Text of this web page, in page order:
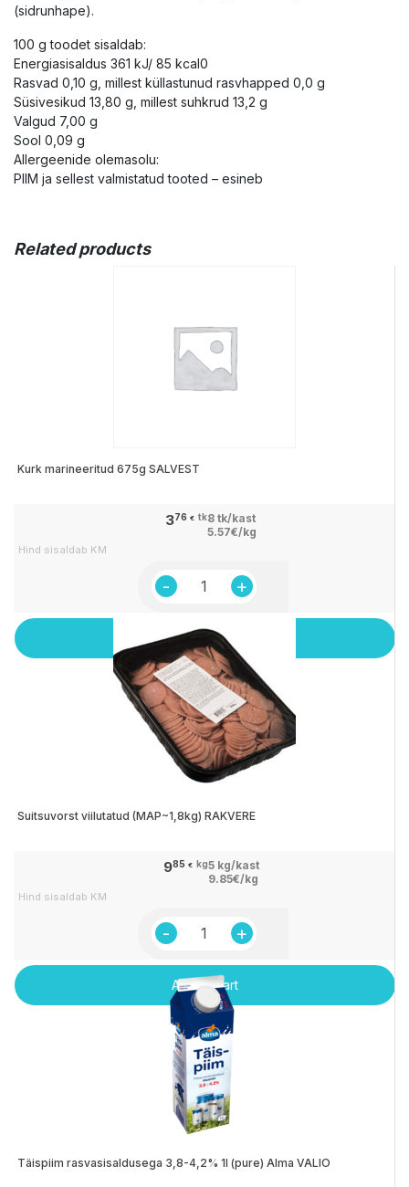
(sidrunhape).
100 g toodet sisaldab:
Energiasisaldus 361 kJ/ 85 kcal0
Rasvad 0,10 g, millest küllastunud rasvhapped 0,0 g
Süsivesikud 13,80 g, millest suhkrud 13,2 g
Valgud 7,00 g
Sool 0,09 g
Allergeenide olemasolu:
PIIM ja sellest valmistatud tooted – esineb
Related products
Kurk marineeritud 675g SALVEST
376 € tk8 tk/kast
5.57€/kg
Kurk
675g
SALVEST
quantity
Hind sisaldab KM
Add to cart
Suitsuvorst viilutatud (MAP~1,8kg) RAKVERE
985 € kg5 kg/kast
9.85€/kg
Suitsuvorst
(MAP~1,8kg)
RAKVERE
quantity
Hind sisaldab KM
Add to cart
Täispiim rasvasisaldusega 3,8-4,2% 1l (pure) Alma VALIO